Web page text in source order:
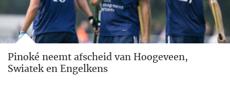
Pinoké neemt afscheid van Hoogeveen,
Swiatek en Engelkens